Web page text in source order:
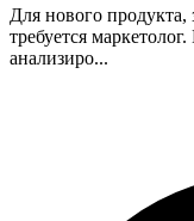
Для нового
требуется
анализиро...